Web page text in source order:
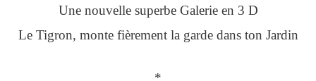
Une nouvelle superbe Galerie en 3 D
Le Tigron, monte fièrement la garde dans ton Jardin
*